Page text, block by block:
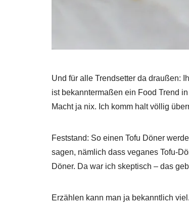
Und für alle Trendsetter da draußen:
ist bekanntermaßen ein Food Trend
Macht ja nix. Ich komm halt völlig
Feststand: So einen Tofu Döner
sagen, nämlich dass veganes Tofu-
Döner. Da war ich skeptisch – das
Erzählen kann man ja bekanntlich